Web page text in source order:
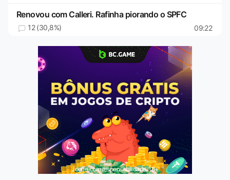
Renovou com Calleri. Rafinha piorando o SPFC
12 (30,8%) 09:22
Jogue com responsabilidade. 18+